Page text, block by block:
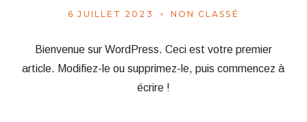
6 JUILLET 2023 NON CLASSÉ
Bienvenue sur WordPress. Ceci est votre premier
article. Modifiez-le ou supprimez-le, puis commencez à
écrire !